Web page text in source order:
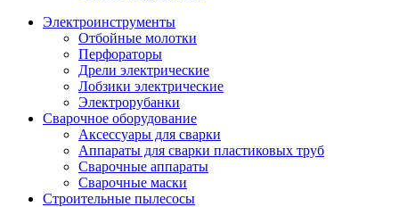
Электроинструменты
Отбойные молотки
Перфораторы
Дрели электрические
Лобзики электрические
Электрорубанки
Сварочное оборудование
Аксессуары для сварки
Аппараты для сварки пластиковых труб
Сварочные аппараты
Сварочные маски
Строительные пылесосы